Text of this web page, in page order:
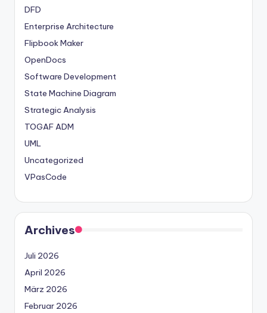
DFD
Enterprise Architecture
Flipbook Maker
OpenDocs
Software Development
State Machine Diagram
Strategic Analysis
TOGAF ADM
UML
Uncategorized
VPasCode
Archives
Juli 2026
April 2026
März 2026
Februar 2026